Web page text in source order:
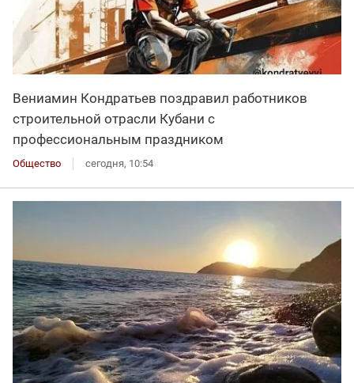
Вениамин Кондратьев поздравил работников
строительной отрасли Кубани с
профессиональным праздником
Общество сегодня, 10:54